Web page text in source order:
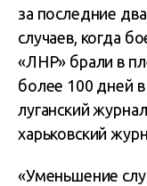
за последние
случаев, когда
«ЛНР» брали в
более 100 дней
луганский
харьковский
«Уменьшение